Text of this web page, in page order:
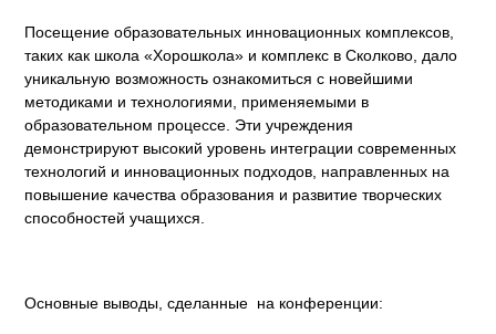
Посещение образовательных инновационных комплексов,
таких как школа «Хорошкола» и комплекс в Сколково, дало
уникальную возможность ознакомиться с новейшими
методиками и технологиями, применяемыми в
образовательном процессе. Эти учреждения
демонстрируют высокий уровень интеграции современных
технологий и инновационных подходов, направленных на
повышение качества образования и развитие творческих
способностей учащихся.
Основные выводы, сделанные на конференции: